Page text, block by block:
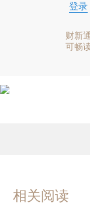
登录
财新
可畅
相关阅读